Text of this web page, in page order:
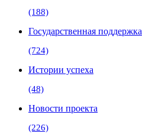
(188)
Государственная поддержка
(724)
Истории успеха
(48)
Новости проекта
(226)